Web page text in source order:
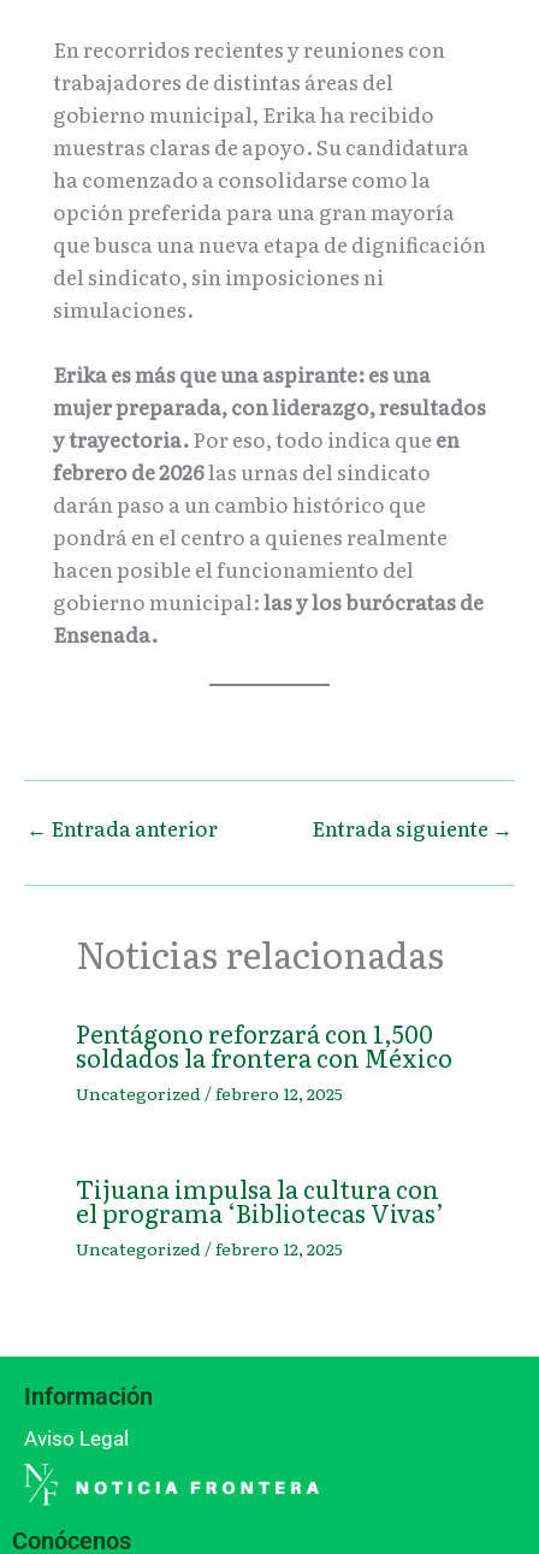
En recorridos recientes y reuniones con
trabajadores de distintas áreas del
gobierno municipal, Erika ha recibido
muestras claras de apoyo. Su candidatura
ha comenzado a consolidarse como la
opción preferida para una gran mayoría
que busca una nueva etapa de dignificación
del sindicato, sin imposiciones ni
simulaciones.
Erika es más que una aspirante: es una
mujer preparada, con liderazgo, resultados
y trayectoria.Por eso, todo indica que en
febrero de 2026las urnas del sindicato
darán paso a un cambio histórico que
pondrá en el centro a quienes realmente
hacen posible el funcionamiento del
gobierno municipal:las y los burócratas de
Ensenada.
← Entrada anterior Entrada siguiente →
Noticias relacionadas
Pentágono reforzará con 1,500
soldados la frontera con México
Uncategorized/febrero 12, 2025
Tijuana impulsa la cultura con
el programa ‘Bibliotecas Vivas’
Uncategorized/febrero 12, 2025
Información
Aviso Legal
Conócenos